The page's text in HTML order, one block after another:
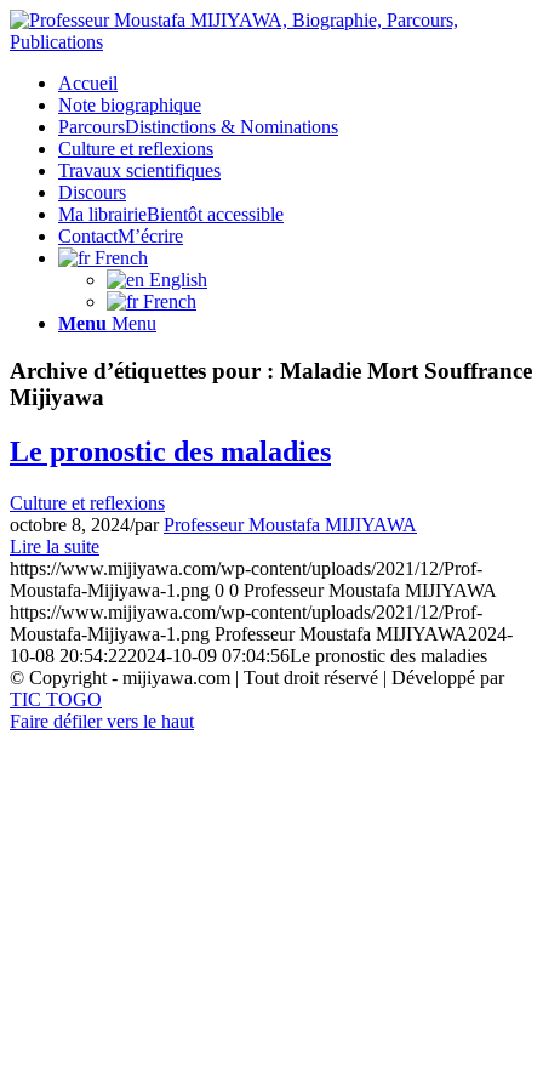
Accueil
Note biographique
ParcoursDistinctions & Nominations
Culture et reflexions
Travaux scientifiques
Discours
Ma librairieBientôt accessible
ContactM’écrire
French
English
French
Menu Menu
Archive d’étiquettes pour : Maladie Mort Souffrance
Mijiyawa
Le pronostic des maladies
Culture et reflexions
octobre 8, 2024/parProfesseur Moustafa MIJIYAWA
Lire la suite
https://www.mijiyawa.com/wp-content/uploads/2021/12/Prof-
Moustafa-Mijiyawa-1.png 0 0 Professeur Moustafa MIJIYAWA
https://www.mijiyawa.com/wp-content/uploads/2021/12/Prof-
Moustafa-Mijiyawa-1.png Professeur Moustafa MIJIYAWA2024-
10-08 20:54:222024-10-09 07:04:56Le pronostic des maladies
© Copyright - mijiyawa.com | Tout droit réservé | Développé par
TIC TOGO
Faire défiler vers le haut